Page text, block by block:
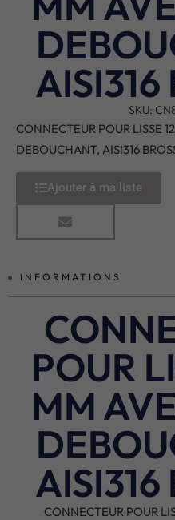
AISI316
SKU:
CONNECTEUR POUR LISSE
DEBOUCHANT, AISI316
Ajouter à ma liste
INFORMATIONS
POUR
MM
AISI316
CONNECTEUR POUR